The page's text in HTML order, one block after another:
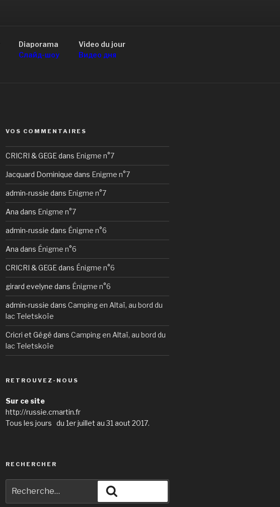
Diaporama
Слайд-шоу
Video du jour
Видео дня
VOS COMMENTAIRES
CRICRI & GEGEdans Enigme n°7
Jacquard Dominique dans Enigme n°7
admin-russie dans Enigme n°7
Ana dans Enigme n°7
admin-russie dans Énigme n°6
Ana dans Énigme n°6
CRICRI & GEGEdans Énigme n°6
girard evelyne dans Énigme n°6
admin-russie dans Camping en Altaï, au bord du
lac Teletskoïe
Cricri et Gégé dans Camping en Altaï, au bord du
lac Teletskoïe
RETROUVEZ-NOUS
Sur ce site
http://russie.cmartin.fr
Tous les jours du 1er juillet au 31 aout 2017.
RECHERCHER
pour